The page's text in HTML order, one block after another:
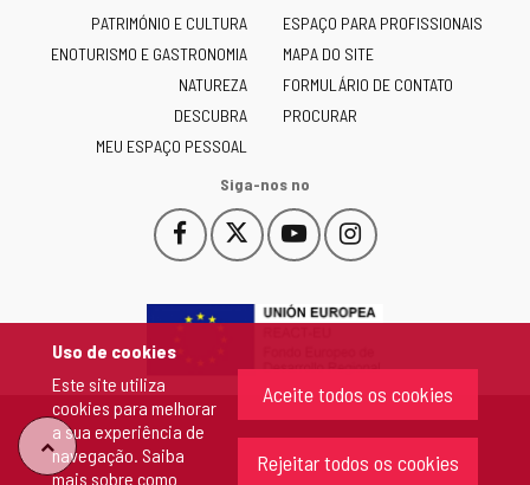
Uso de cookies
Este site utiliza
cookies para melhorar
a sua experiência de
navegação. Saiba
mais sobre como
Aceite todos os cookies
Rejeitar todos os cookies
Castilla
y
León
-
PATRIMÓNIO E CULTURA
ENOTURISMO E GASTRONOMIA
NATUREZA
DESCUBRA
MEU ESPAÇO PESSOAL
ESPAÇO PARA PROFISSIONAIS
MAPA DO SITE
FORMULÁRIO DE CONTATO
PROCURAR
Siga-nos no
Facebook
Este
enlace
abrirá
nueva.
Este
enlace
abrirá
ventana
nueva.
YouTube
Este
enlace
abrirá
ventana
nueva.
Instagram
Este
enlace
abrirá
nueva.
"Voltar